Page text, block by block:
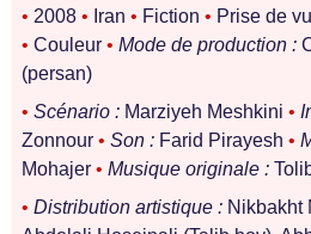
• 2008 • Iran • Fiction • Prise de
• Couleur • Mode de production :
(persan)
• Scénario : Marziyeh Meshkini •
Zonnour • Son : Farid Pirayesh •
Mohajer • Musique originale :
• Distribution artistique : Nikbakht